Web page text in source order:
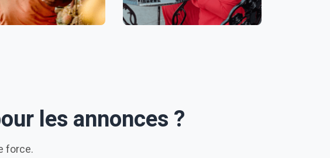
les annonces ?
force.